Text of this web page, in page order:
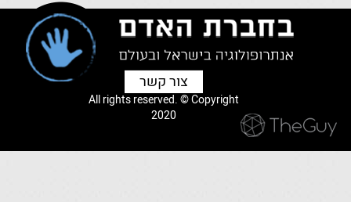
All rights reserved. © Copyright
2020
צור קשר